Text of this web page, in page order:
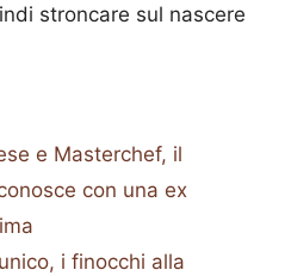
stroncare sul nascere
e Masterchef, il
con una ex
i finocchi alla